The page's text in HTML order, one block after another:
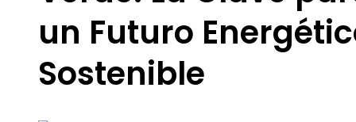
un Futuro
Sostenible